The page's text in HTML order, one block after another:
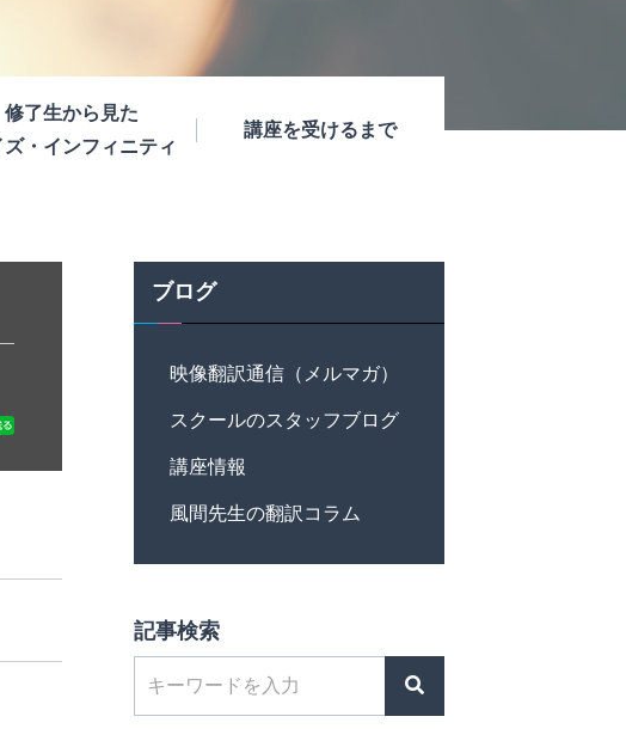
修了生から見た
ズ・インフィニティ
講座を受けるまで
ブログ
映像翻訳通信（メルマガ）
スクールのスタッフブログ
講座情報
風間先生の翻訳コラム
記事検索